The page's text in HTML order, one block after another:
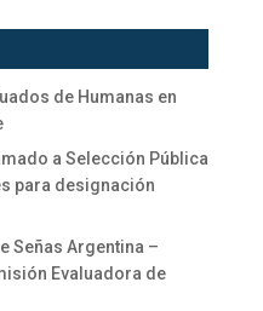
de Humanas en
a Selección Pública
para designación
Señas Argentina –
Evaluadora de